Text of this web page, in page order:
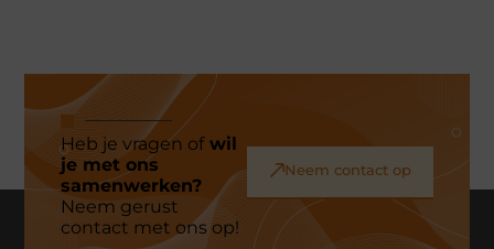
Heb je vragen ofwil
je met ons
samenwerken?
Neem gerust
contact met ons op!
Neem contact op